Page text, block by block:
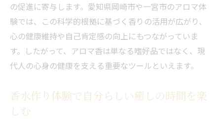
リフレッシュアロママッサージと香水作り
の融合体験
手作り香水体験がもたらすオリジナルの癒
し
愛知県で叶う香り作りワークショップの魅
カップルや友人と楽しむ香りの調合体験と
の促進に寄与します。愛知県岡崎市や一宮市のアロマ体
験では、この科学的根拠に基づく香りの活用が広がり、
心の健康維持や自己肯定感の向上にもつながっていま
す。したがって、アロマ香は単なる嗜好品ではなく、現
代人の心身の健康を支える重要なツールといえます。
香水作り体験で自分らしい癒しの時間を楽
しむ